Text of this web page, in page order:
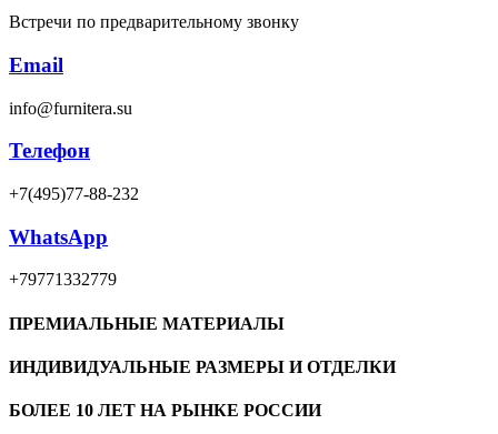
Встречи по предварительному звонку
Email
info@furnitera.su
Телефон
+7(495)77-88-232
WhatsApp
+79771332779
ПРЕМИАЛЬНЫЕ МАТЕРИАЛЫ
ИНДИВИДУАЛЬНЫЕ РАЗМЕРЫ И ОТДЕЛКИ
БОЛЕЕ 10 ЛЕТ НА РЫНКЕ РОССИИ